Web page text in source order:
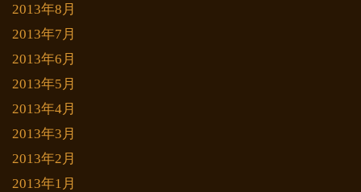
2013年8月
2013年7月
2013年6月
2013年5月
2013年4月
2013年3月
2013年2月
2013年1月